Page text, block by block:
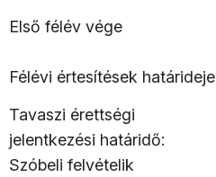
Első félév vége
Félévi értesítések határideje
Tavaszi érettségi
jelentkezési határidő:
Szóbeli felvételik